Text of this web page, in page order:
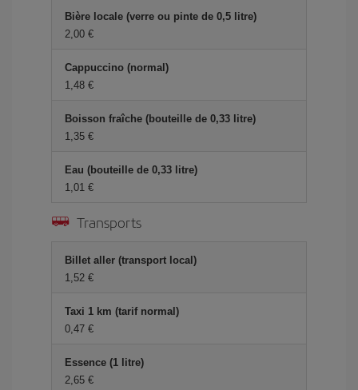
Bière locale (verre ou pinte de 0,5 litre)
2,00 €
Cappuccino (normal)
1,48 €
Boisson fraîche (bouteille de 0,33 litre)
1,35 €
Eau (bouteille de 0,33 litre)
1,01 €
Transports
Billet aller (transport local)
1,52 €
Taxi 1 km (tarif normal)
0,47 €
Essence (1 litre)
2,65 €